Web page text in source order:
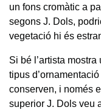
un fons cromàtic a
segons J. Dols,
vegetació hi és
Si bé l’artista
tipus
conserven, i només
superior J. Dols veu